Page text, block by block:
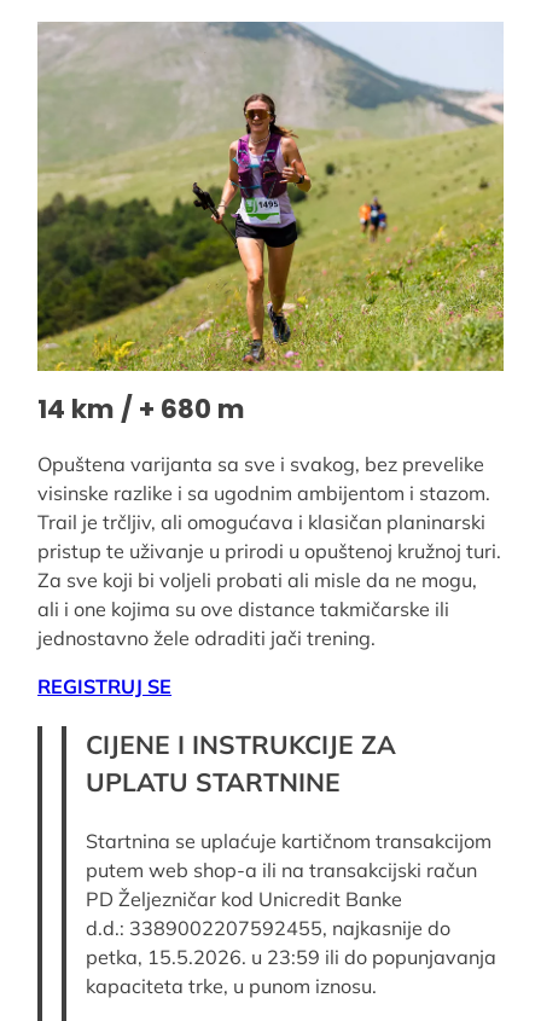
14 km / + 680 m
Opuštena varijanta sa sve i svakog, bez prevelike
visinske razlike i sa ugodnim ambijentom i stazom.
Trail je trčljiv, ali omogućava i klasičan planinarski
pristup te uživanje u prirodi u opuštenoj kružnoj turi.
Za sve koji bi voljeli probati ali misle da ne mogu,
ali i one kojima su ove distance takmičarske ili
jednostavno žele odraditi jači trening.
REGISTRUJ SE
CIJENE I INSTRUKCIJE ZA
UPLATU STARTNINE
Startnina se uplaćuje kartičnom transakcijom
putem web shop-a ili na transakcijski račun
PD Željezničar kod Unicredit Banke
d.d.: 3389002207592455, najkasnije do
petka, 15.5.2026. u 23:59 ili do popunjavanja
kapaciteta trke, u punom iznosu.